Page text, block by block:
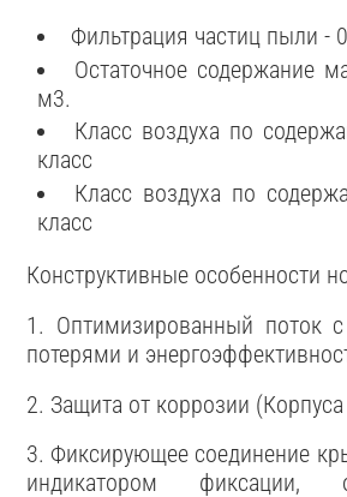
Фильтрация частиц пыли -
Остаточное содержание
м3.
Класс воздуха по
класс
Класс воздуха по
класс
Конструктивные особенности
1. Оптимизированный поток
потерями и
2. Защита от коррозии
3. Фиксирующее соединение
индикатором фиксации,